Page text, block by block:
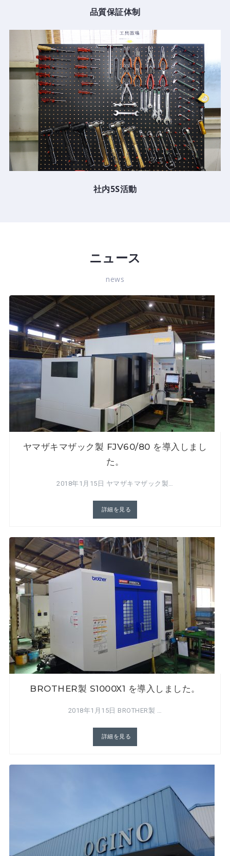
品質保証体制
社内5S活動
ニュース
news
ヤマザキマザック製 FJV60/80 を導入しまし
た。
2018年1月15日 ヤマザキマザック製…
詳細を見る
BROTHER製 S1000X1 を導入しました。
2018年1月15日 BROTHER製 …
詳細を見る